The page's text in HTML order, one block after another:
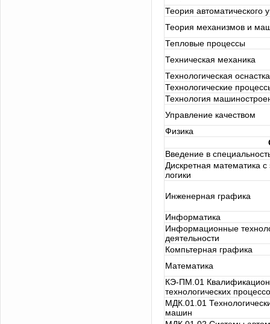
Теория автоматического
Теория механизмов и
Тепловые процессы
Техническая механика
Технологическая оснастка
Технологические
Технология
Управление качеством
Физика
Введение в
Дискретная математика
логики
Инженерная графика
Информатика
Информационные
деятельности
Компьтерная графика
Математика
КЭ-ПМ.01
технологических
МДК.01.01
машин